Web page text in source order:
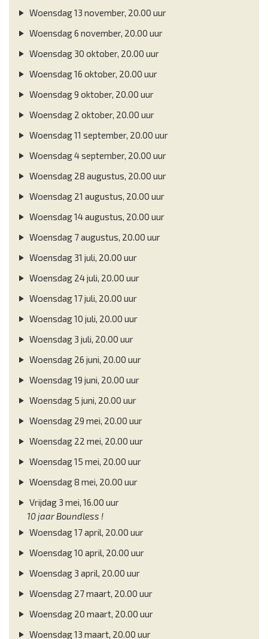
Woensdag 13 november, 20.00 uur
Woensdag 6 november, 20.00 uur
Woensdag 30 oktober, 20.00 uur
Woensdag 16 oktober, 20.00 uur
Woensdag 9 oktober, 20.00 uur
Woensdag 2 oktober, 20.00 uur
Woensdag 11 september, 20.00 uur
Woensdag 4 september, 20.00 uur
Woensdag 28 augustus, 20.00 uur
Woensdag 21 augustus, 20.00 uur
Woensdag 14 augustus, 20.00 uur
Woensdag 7 augustus, 20.00 uur
Woensdag 31 juli, 20.00 uur
Woensdag 24 juli, 20.00 uur
Woensdag 17 juli, 20.00 uur
Woensdag 10 juli, 20.00 uur
Woensdag 3 juli, 20.00 uur
Woensdag 26 juni, 20.00 uur
Woensdag 19 juni, 20.00 uur
Woensdag 5 juni, 20.00 uur
Woensdag 29 mei, 20.00 uur
Woensdag 22 mei, 20.00 uur
Woensdag 15 mei, 20.00 uur
Woensdag 8 mei, 20.00 uur
Vrijdag 3 mei, 16.00 uur
10 jaar Boundless !
Woensdag 17 april, 20.00 uur
Woensdag 10 april, 20.00 uur
Woensdag 3 april, 20.00 uur
Woensdag 27 maart, 20.00 uur
Woensdag 20 maart, 20.00 uur
Woensdag 13 maart, 20.00 uur